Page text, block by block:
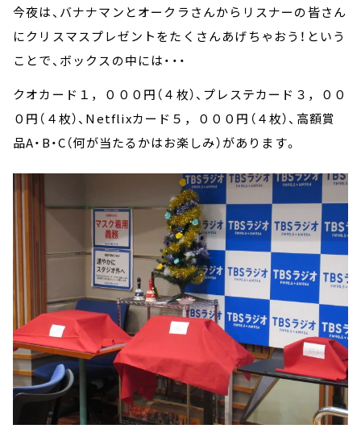
今夜は、バナナマンとオークラさんからリスナーの皆さん
にクリスマスプレゼントをたくさんあげちゃおう！という
ことで、ボックスの中には・・・
クオカード１，０００円（４枚）、プレステカード３，００
０円（４枚）、Netflixカード５，０００円（４枚）、高額賞
品A・B・C（何が当たるかはお楽しみ）があります。